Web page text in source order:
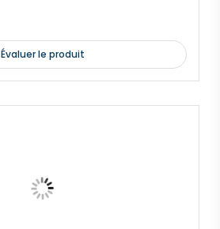
Évaluer le produit